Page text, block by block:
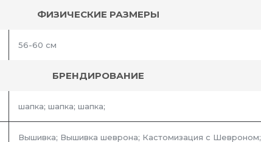
ФИЗИЧЕСКИЕ РАЗМЕРЫ
56-60 см
БРЕНДИРОВАНИЕ
шапка; шапка; шапка;
Вышивка; Вышивка шеврона; Кастомизация с Шевроном;